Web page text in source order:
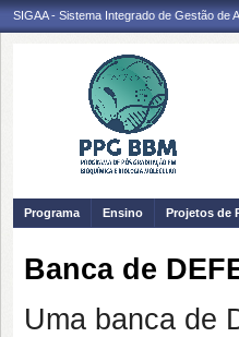
SIGAA - Sistema Integrado de Gestão de
Programa Ensino Projetos de
Banca de
Uma banca de